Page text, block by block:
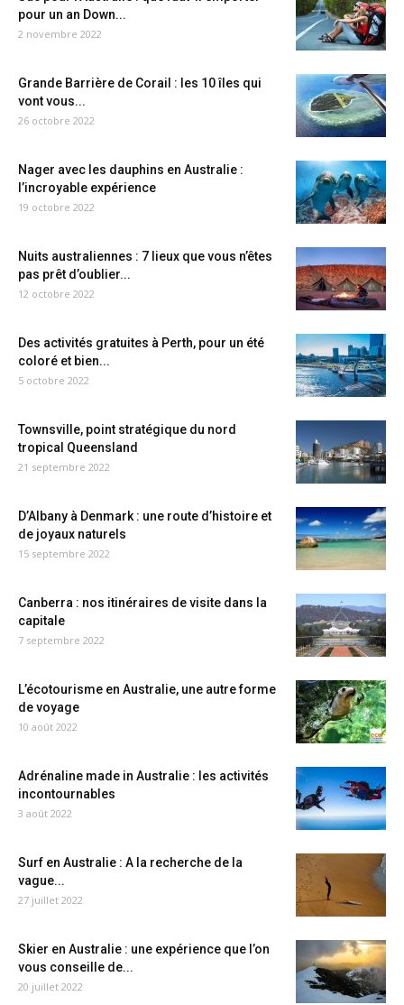
pour un an Down...
2 novembre 2022
Grande Barrière de Corail : les 10 îles qui
vont vous...
26 octobre 2022
Nager avec les dauphins en Australie :
l’incroyable expérience
19 octobre 2022
Nuits australiennes : 7 lieux que vous n’êtes
pas prêt d’oublier...
12 octobre 2022
Des activités gratuites à Perth, pour un été
coloré et bien...
5 octobre 2022
Townsville, point stratégique du nord
tropical Queensland
21 septembre 2022
D’Albany à Denmark : une route d’histoire et
de joyaux naturels
15 septembre 2022
Canberra : nos itinéraires de visite dans la
capitale
7 septembre 2022
L’écotourisme en Australie, une autre forme
de voyage
10 août 2022
Adrénaline made in Australie : les activités
incontournables
3 août 2022
Surf en Australie : A la recherche de la
vague...
27 juillet 2022
Skier en Australie : une expérience que l’on
vous conseille de...
20 juillet 2022